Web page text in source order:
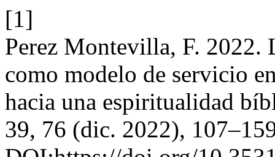
[1]
Perez Montevilla, F. 2022.
como modelo de servicio
hacia una espiritualidad
39, 76 (dic. 2022),